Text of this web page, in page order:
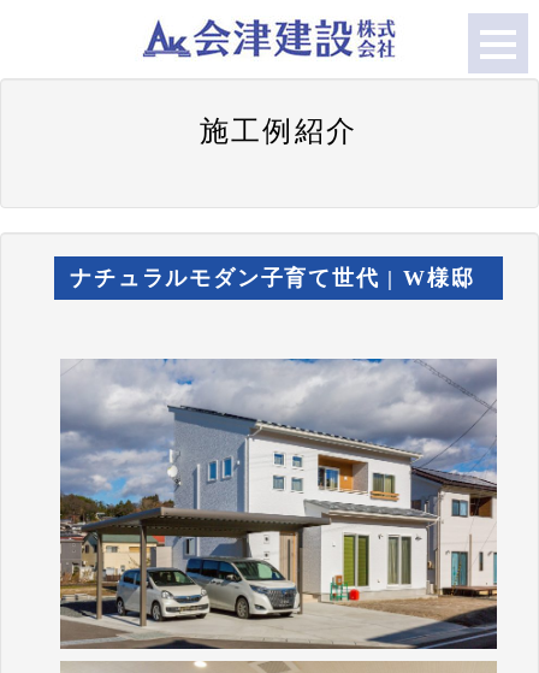
施工例紹介
ナチュラルモダン子育て世代 | W様邸